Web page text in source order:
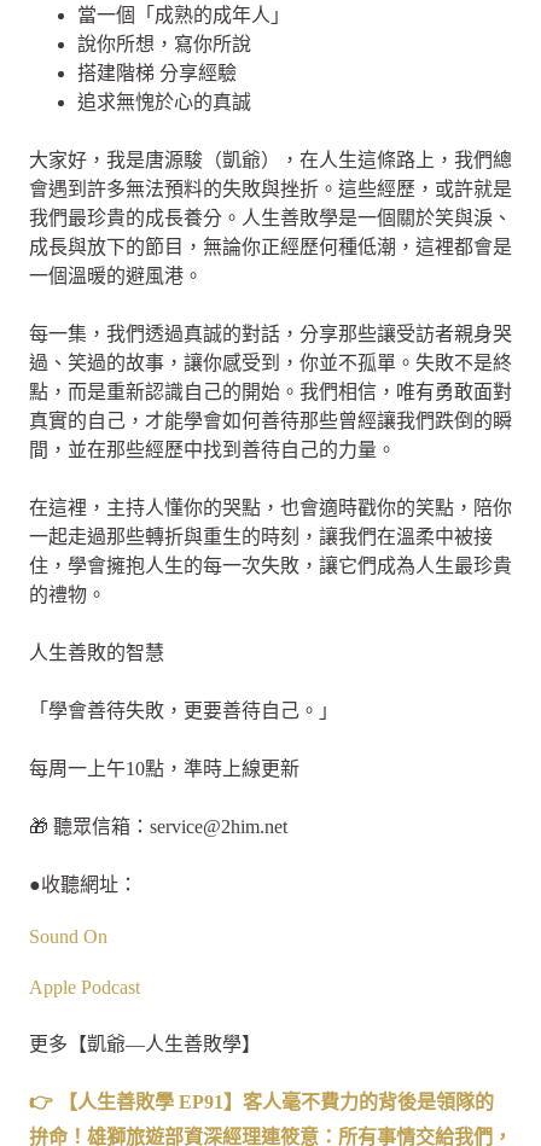
當一個「成熟的成年人」
說你所想，寫你所說
搭建階梯 分享經驗
追求無愧於心的真誠
大家好，我是唐源駿（凱爺），在人生這條路上，我們總
會遇到許多無法預料的失敗與挫折。這些經歷，或許就是
我們最珍貴的成長養分。人生善敗學是一個關於笑與淚、
成長與放下的節目，無論你正經歷何種低潮，這裡都會是
一個溫暖的避風港。
每一集，我們透過真誠的對話，分享那些讓受訪者親身哭
過、笑過的故事，讓你感受到，你並不孤單。失敗不是終
點，而是重新認識自己的開始。我們相信，唯有勇敢面對
真實的自己，才能學會如何善待那些曾經讓我們跌倒的瞬
間，並在那些經歷中找到善待自己的力量。
在這裡，主持人懂你的哭點，也會適時戳你的笑點，陪你
一起走過那些轉折與重生的時刻，讓我們在溫柔中被接
住，學會擁抱人生的每一次失敗，讓它們成為人生最珍貴
的禮物。
人生善敗的智慧
「學會善待失敗，更要善待自己。」
每周一上午10點，準時上線更新
🎁 聽眾信箱： service@2him.net
●收聽網址：
Sound On
Apple Podcast
更多【凱爺—人生善敗學】
👉 【人生善敗學 EP91】客人毫不費力的背後是領隊的
拚命！雄獅旅遊部資深經理連筱意：所有事情交給我們，